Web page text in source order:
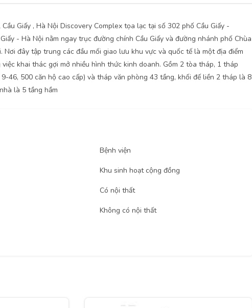
Giấy , Hà Nội Discovery Complex tọa lạc tại số 302 phố Cầu Giấy -
- Hà Nội nằm ngay trục đường chính Cầu Giấy và đường nhánh phố Chùa
Nơi đây tập trung các đầu mối giao lưu khu vực và quốc tế là một địa điểm
khai thác gợi mở nhiều hình thức kinh doanh. Gồm 2 tòa tháp, 1 tháp
46, 500 căn hộ cao cấp) và tháp văn phòng 43 tầng, khối đế liền 2 tháp là 8
là 5 tầng hầm
Bệnh viện
Khu sinh hoạt cộng đồng
Có nội thất
Không có nội thất